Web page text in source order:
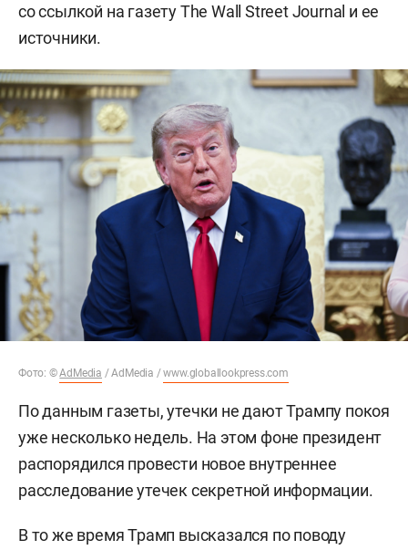
со ссылкой на газету The Wall Street Journal и ее
источники.
Фото: ©AdMedia / AdMedia /www.globallookpress.com
По данным газеты, утечки не дают Трампу покоя
уже несколько недель. На этом фоне президент
распорядился провести новое внутреннее
расследование утечек секретной информации.
В то же время Трамп высказался по поводу